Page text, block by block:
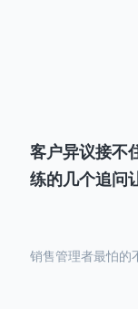
客户异议接不
练的几个追问
销售管理者最怕的